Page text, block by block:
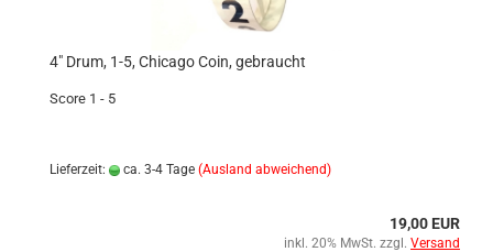
4" Drum, 1-5, Chicago Coin, gebraucht
Score 1 - 5
Lieferzeit: ca. 3-4 Tage (Ausland abweichend)
19,00 EUR
inkl. 20% MwSt. zzgl. Versand